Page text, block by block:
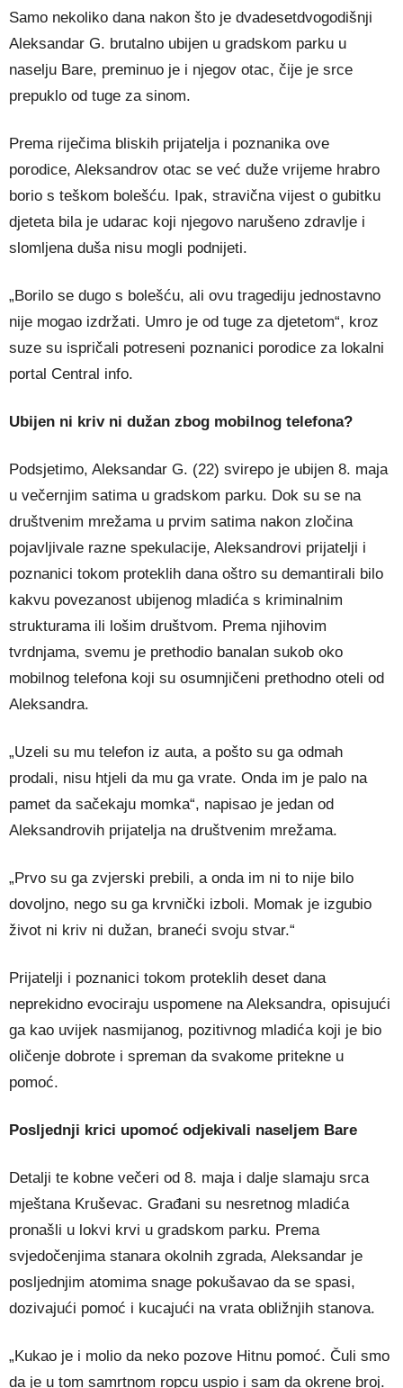
Samo nekoliko dana nakon što je dvadesetdvogodišnji
Aleksandar G. brutalno ubijen u gradskom parku u
naselju Bare, preminuo je i njegov otac, čije je srce
prepuklo od tuge za sinom.
Prema riječima bliskih prijatelja i poznanika ove
porodice, Aleksandrov otac se već duže vrijeme hrabro
borio s teškom bolešću. Ipak, stravična vijest o gubitku
djeteta bila je udarac koji njegovo narušeno zdravlje i
slomljena duša nisu mogli podnijeti.
„Borilo se dugo s bolešću, ali ovu tragediju jednostavno
nije mogao izdržati. Umro je od tuge za djetetom“, kroz
suze su ispričali potreseni poznanici porodice za lokalni
portal Central info.
Ubijen ni kriv ni dužan zbog mobilnog telefona?
Podsjetimo, Aleksandar G. (22) svirepo je ubijen 8. maja
u večernjim satima u gradskom parku. Dok su se na
društvenim mrežama u prvim satima nakon zločina
pojavljivale razne spekulacije, Aleksandrovi prijatelji i
poznanici tokom proteklih dana oštro su demantirali bilo
kakvu povezanost ubijenog mladića s kriminalnim
strukturama ili lošim društvom. Prema njihovim
tvrdnjama, svemu je prethodio banalan sukob oko
mobilnog telefona koji su osumnjičeni prethodno oteli od
Aleksandra.
„Uzeli su mu telefon iz auta, a pošto su ga odmah
prodali, nisu htjeli da mu ga vrate. Onda im je palo na
pamet da sačekaju momka“, napisao je jedan od
Aleksandrovih prijatelja na društvenim mrežama.
„Prvo su ga zvjerski prebili, a onda im ni to nije bilo
dovoljno, nego su ga krvnički izboli. Momak je izgubio
život ni kriv ni dužan, braneći svoju stvar.“
Prijatelji i poznanici tokom proteklih deset dana
neprekidno evociraju uspomene na Aleksandra, opisujući
ga kao uvijek nasmijanog, pozitivnog mladića koji je bio
oličenje dobrote i spreman da svakome pritekne u
pomoć.
Posljednji krici upomoć odjekivali naseljem Bare
Detalji te kobne večeri od 8. maja i dalje slamaju srca
mještana Kruševac. Građani su nesretnog mladića
pronašli u lokvi krvi u gradskom parku. Prema
svjedočenjima stanara okolnih zgrada, Aleksandar je
posljednjim atomima snage pokušavao da se spasi,
dozivajući pomoć i kucajući na vrata obližnjih stanova.
„Kukao je i molio da neko pozove Hitnu pomoć. Čuli smo
da je u tom samrtnom ropcu uspio i sam da okrene broj.